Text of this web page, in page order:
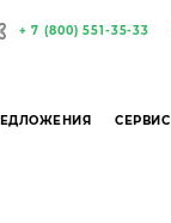
+ 7 (800) 551-35-33
СЕРВИС